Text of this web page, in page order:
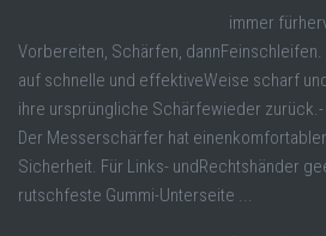
immer
Vorbereiten, Schärfen,
auf schnelle und effektiveWeise scharf
ihre ursprüngliche Schärfewieder
Der Messerschärfer hat
Sicherheit. Für Links- undRechtshänder
rutschfeste Gummi-Unterseite ...